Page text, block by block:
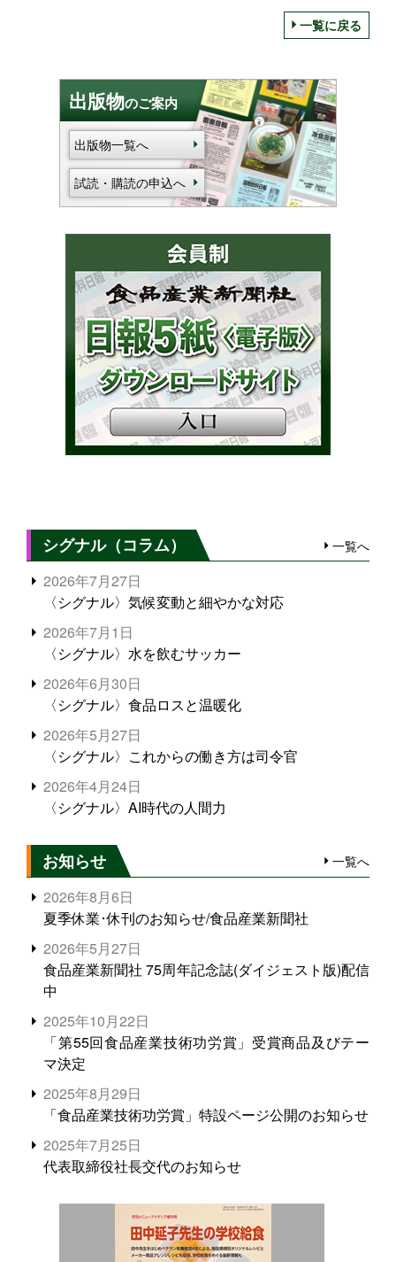
一覧に戻る
出版物のご案内
出版物一覧へ
試読・購読の申込へ
シグナル（コラム） 一覧へ
2026年7月27日
〈シグナル〉気候変動と細やかな対応
2026年7月1日
〈シグナル〉水を飲むサッカー
2026年6月30日
〈シグナル〉食品ロスと温暖化
2026年5月27日
〈シグナル〉これからの働き方は司令官
2026年4月24日
〈シグナル〉AI時代の人間力
お知らせ 一覧へ
2026年8月6日
夏季休業･休刊のお知らせ/食品産業新聞社
2026年5月27日
食品産業新聞社 75周年記念誌(ダイジェスト版)配信
中
2025年10月22日
「第55回食品産業技術功労賞」受賞商品及びテー
マ決定
2025年8月29日
「食品産業技術功労賞」特設ページ公開のお知らせ
2025年7月25日
代表取締役社長交代のお知らせ